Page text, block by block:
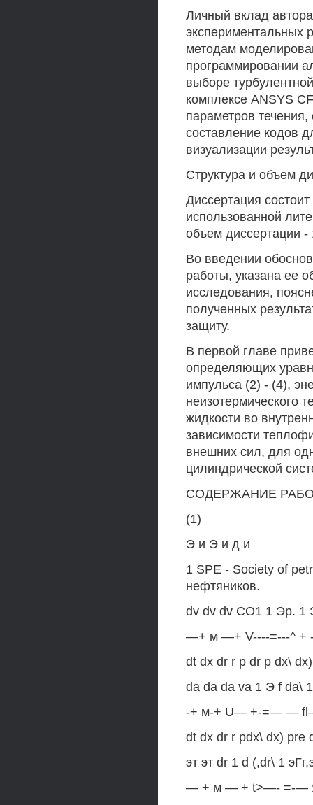
Личный вклад автора
экспериментальных
методам
программировании
выборе
комплексе ANSYS
параметров течения,
составление кодов
визуализации
Структура и объем
Диссертация
использованной
объем диссертации -
Во введении
работы, указана ее
исследования,
полученных
защиту.
В первой главе
определяющих
импульса (2) - (4),
неизотермического
жидкости во
зависимости
внешних сил, для
цилиндрической
СОДЕРЖАНИЕ
(1)
Э и Э и д и
1 SPE - Society of
нефтяников.
dv dv dv CO1 1 Эр.
—+ м —+ V----=---^ +
dt dx dr r p dr p dx\
da da da va 1 Э f da\
-+ м-+ U— +-=— —
dt dx dr r pdx\ dx) pre
эт эт dr 1 d (,dr\ 1
— + м — + t>—- =-